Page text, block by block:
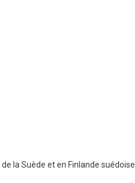
la Suède et en Finlande suédoise.